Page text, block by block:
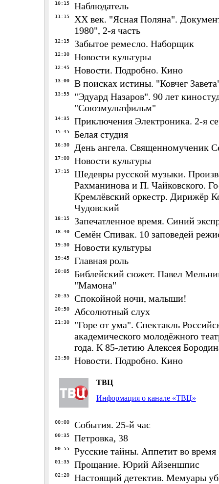
10:15 Наблюдатель
11:15
ХХ век. "Ясная Поляна".
1980", 2-я часть
12:15 Забытое ремесло. Наборщик
12:30 Новости культуры
12:45 Новости. Подробно. Кино
13:00 В поисках истины. "Ковчег
13:55
"Эдуард Назаров". 90 лет
"Союзмультфильм"
14:35 Приключения Электроника. 2-я
15:45 Белая студия
16:30 День ангела. Священномученик
17:00 Новости культуры
17:15
Шедевры русской музыки.
Рахманинова и П. Чайковского.
Кремлёвский оркестр. Дирижёр
Чудовский
18:15 Запечатленное время. Синий
18:40 Семён Спивак. 10 заповедей
19:30 Новости культуры
19:45 Главная роль
20:05
Библейский сюжет. Павел
"Мамона"
20:35 Спокойной ночи, малыши!
20:50 Абсолютный слух
21:30
"Горе от ума". Спектакль
академического молодёжного
года. К 85-летию Алексея
23:50 Новости. Подробно. Кино
ТВЦ
Информация о канале «ТВЦ»
00:00 События. 25-й час
00:35 Петровка, 38
00:55 Русские тайны. Аппетит во время
01:35 Прощание. Юрий Айзеншпис
02:20 Настоящий детектив. Мемуары